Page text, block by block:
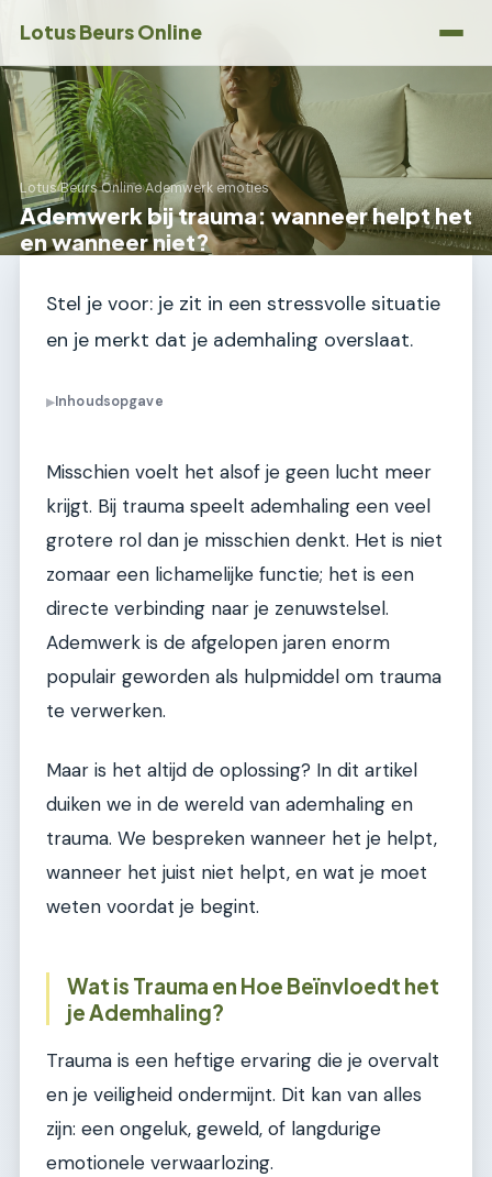
Lotus Beurs Online
Lotus Beurs Online›Ademwerk emoties
Ademwerk bij trauma: wanneer helpt het
en wanneer niet?
Stel je voor: je zit in een stressvolle situatie
en je merkt dat je ademhaling overslaat.
▶Inhoudsopgave
Misschien voelt het alsof je geen lucht meer
krijgt. Bij trauma speelt ademhaling een veel
grotere rol dan je misschien denkt. Het is niet
zomaar een lichamelijke functie; het is een
directe verbinding naar je zenuwstelsel.
Ademwerk is de afgelopen jaren enorm
populair geworden als hulpmiddel om trauma
te verwerken.
Maar is het altijd de oplossing? In dit artikel
duiken we in de wereld van ademhaling en
trauma. We bespreken wanneer het je helpt,
wanneer het juist niet helpt, en wat je moet
weten voordat je begint.
Wat is Trauma en Hoe Beïnvloedt het
je Ademhaling?
Trauma is een heftige ervaring die je overvalt
en je veiligheid ondermijnt. Dit kan van alles
zijn: een ongeluk, geweld, of langdurige
emotionele verwaarlozing.